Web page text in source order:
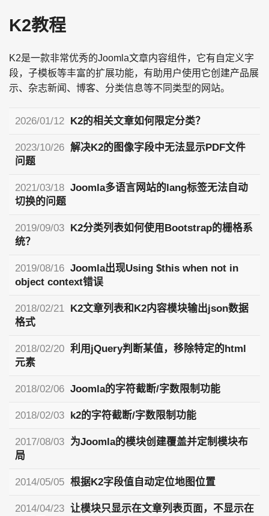
K2教程
K2是一款非常优秀的Joomla文章内容组件，它有自定义字
段，子模板等丰富的扩展功能，有助用户使用它创建产品展
示、杂志新闻、博客、分类信息等不同类型的网站。
2026/01/12 K2的相关文章如何限定分类？
2023/10/26 解决K2的图像字段中无法显示PDF文件
问题
2021/03/18 Joomla多语言网站的lang标签无法自动
切换的问题
2019/09/03 K2分类列表如何使用Bootstrap的栅格系
统？
2019/08/16 Joomla出现Using $this when not in
object context错误
2018/02/21 K2文章列表和K2内容模块输出json数据
格式
2018/02/20 利用jQuery判断某值，移除特定的html
元素
2018/02/06 Joomla的字符截断/字数限制功能
2018/02/03 k2的字符截断/字数限制功能
2017/08/03 为Joomla的模块创建覆盖并定制模块布
局
2014/05/05 根据K2字段值自动定位地图位置
2014/04/23 让模块只显示在文章列表页面，不显示在